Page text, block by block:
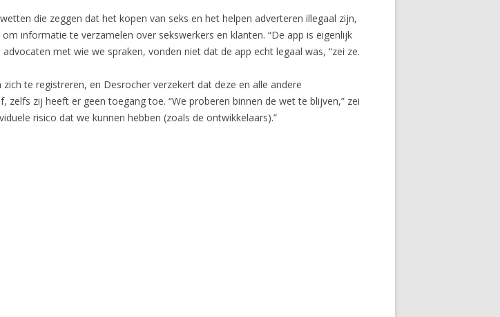
die zeggen dat het kopen van seks en het helpen adverteren illegaal zijn,
informatie te verzamelen over sekswerkers en klanten. “De app is eigenlijk
met wie we spraken, vonden niet dat de app echt legaal was, “zei ze.
te registreren, en Desrocher verzekert dat deze en alle andere
zij heeft er geen toegang toe. “We proberen binnen de wet te blijven,” zei
risico dat we kunnen hebben (zoals de ontwikkelaars).”